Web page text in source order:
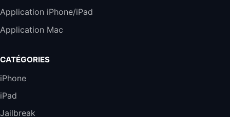
Harman Kardon SoundSticks 5 Haut-Parleur
289,47€
Blanc
Application iPhone/iPad
Application Mac
CATÉGORIES
iPhone
iPad
Jailbreak